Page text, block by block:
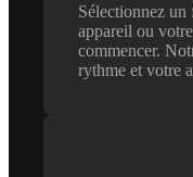
Sélectionnez
appareil ou
commencer.
rythme et votre